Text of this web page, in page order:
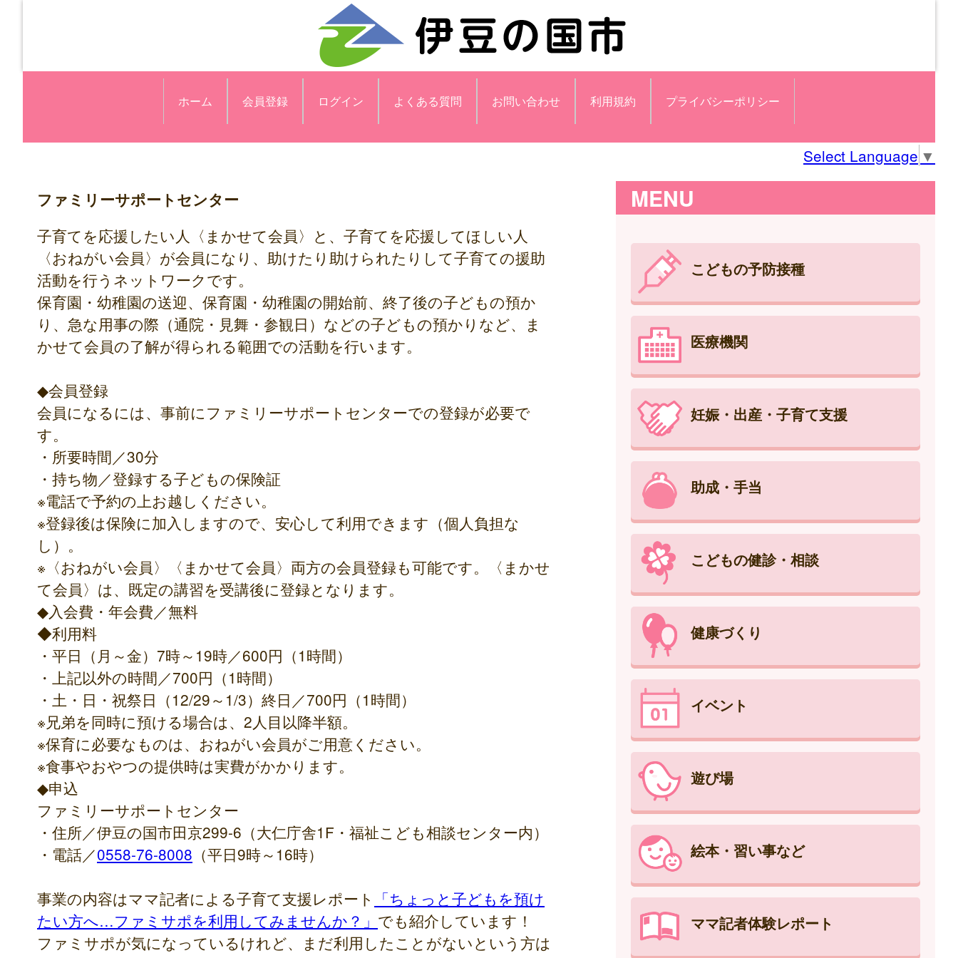
ホーム 会員登録 ログイン よくある質問 お問い合わせ 利用規約 プライバシーポリシー
Select Language ▼
ファミリーサポートセンター
子育てを応援したい人〈まかせて会員〉と、子育てを応援してほしい人
〈おねがい会員〉が会員になり、助けたり助けられたりして子育ての援助
活動を行うネットワークです。
保育園・幼稚園の送迎、保育園・幼稚園の開始前、終了後の子どもの預か
り、急な用事の際（通院・見舞・参観日）などの子どもの預かりなど、ま
かせて会員の了解が得られる範囲での活動を行います。
◆会員登録
会員になるには、事前にファミリーサポートセンターでの登録が必要で
す。
・所要時間／30分
・持ち物／登録する子どもの保険証
※電話で予約の上お越しください。
※登録後は保険に加入しますので、安心して利用できます（個人負担な
し）。
※〈おねがい会員〉〈まかせて会員〉両方の会員登録も可能です。〈まかせ
て会員〉は、既定の講習を受講後に登録となります。
◆入会費・年会費／無料
◆利用料
・平日（月～金）7時～19時／600円（1時間）
・上記以外の時間／700円（1時間）
・土・日・祝祭日（12/29～1/3）終日／700円（1時間）
※兄弟を同時に預ける場合は、2人目以降半額。
※保育に必要なものは、おねがい会員がご用意ください。
※食事やおやつの提供時は実費がかかります。
◆申込
ファミリーサポートセンター
・住所／伊豆の国市田京299-6（大仁庁舎1F・福祉こども相談センター内）
・電話／0558-76-8008 （平日9時～16時）
事業の内容はママ記者による子育て支援レポート 「ちょっと子どもを預け
たい方へ…ファミサポを利用してみませんか？」 でも紹介しています！
ファミサポが気になっているけれど、まだ利用したことがないという方は
MENU
こどもの予防接種
医療機関
妊娠・出産・子育て支援
助成・手当
こどもの健診・相談
健康づくり
イベント
遊び場
絵本・習い事など
ママ記者体験レポート